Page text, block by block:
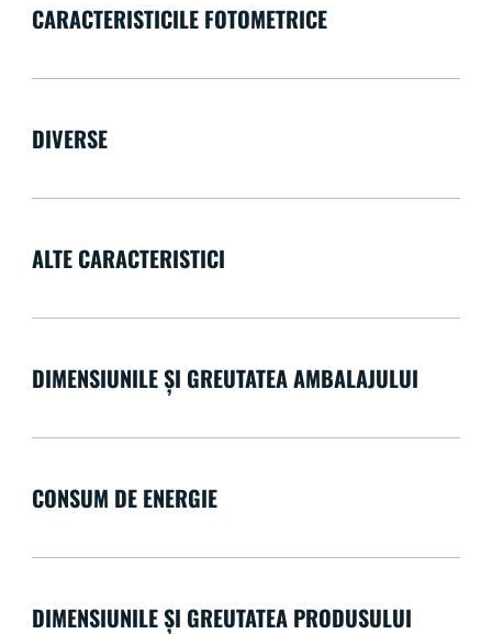
CARACTERISTICILE FOTOMETRICE
DIVERSE
ALTE CARACTERISTICI
DIMENSIUNILE ȘI GREUTATEA AMBALAJULUI
CONSUM DE ENERGIE
DIMENSIUNILE ȘI GREUTATEA PRODUSULUI